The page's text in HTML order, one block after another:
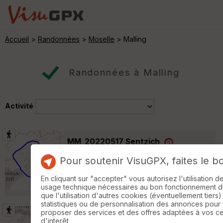
Accueil > Randonnées > Moselle > Malling
Randonnées à Malling
Activité
MM_20220517 Sentzich
Balade dans les environs électriques de
Cattenom au départ du village de Sentzich »
Contz - Schengen - Sierck Sierck-les-
Pour soutenir VisuGPX, faites le
En cliquant sur "accepter" vous autorisez l'utilisation
usage technique nécessaires au bon fonctionnement
que l'utilisation d'autres cookies (éventuellement
statistiques ou de personnalisation des annonces pour
proposer des services et des offres adaptées à vos
d'interêt.